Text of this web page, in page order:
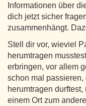
Informationen über
dich jetzt sicher
zusammenhängt.
Stell dir vor, wieviel
herumtragen
erbringen, vor allem
schon mal
herumtragen
einem Ort zum